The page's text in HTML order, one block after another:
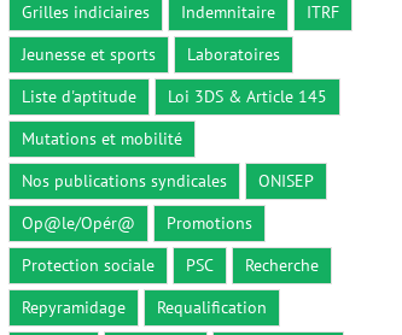
Grilles indiciaires
Indemnitaire
ITRF
Jeunesse et sports
Laboratoires
Liste d'aptitude
Loi 3DS & Article 145
Mutations et mobilité
Nos publications syndicales
ONISEP
Op@le/Opér@
Promotions
Protection sociale
PSC
Recherche
Repyramidage
Requalification